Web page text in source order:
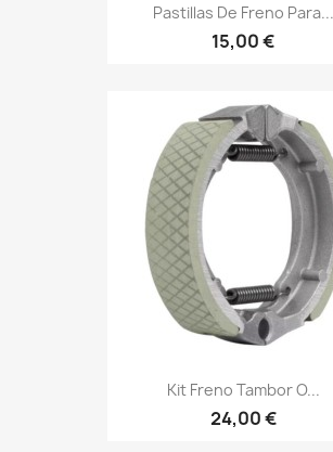
Pastillas De Freno Para...
15,00 €
Kit Freno Tambor O...
24,00 €